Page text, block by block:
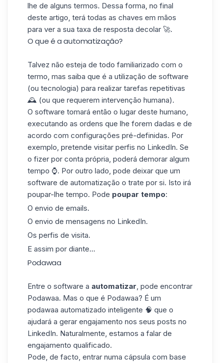
lhe de alguns termos. Dessa forma, no final
deste artigo, terá todas as chaves em mãos
para ver a sua taxa de resposta decolar 🚀.
O que é a automatização?
Talvez não esteja de todo familiarizado com o
termo, mas saiba que é a utilização de software
(ou tecnologia) para realizar tarefas repetitivas
🕰️ (ou que requerem intervenção humana).
O software tomará então o lugar deste humano,
executando as ordens que lhe forem dadas e de
acordo com configurações pré-definidas. Por
exemplo, pretende visitar perfis no LinkedIn. Se
o fizer por conta própria, poderá demorar algum
tempo ⌚. Por outro lado, pode deixar que um
software de automatização o trate por si. Isto irá
poupar-lhe tempo. Pode poupar tempo:
O envio de emails.
O envio de mensagens no LinkedIn.
Os perfis de visita.
E assim por diante...
Podawaa
Entre o software a automatizar , pode encontrar
Podawaa. Mas o que é Podawaa? É um
podawaa automatizado inteligente 🧠 que o
ajudará a gerar engajamento nos seus posts no
LinkedIn. Naturalmente, estamos a falar de
engajamento qualificado.
Pode, de facto, entrar numa cápsula com base